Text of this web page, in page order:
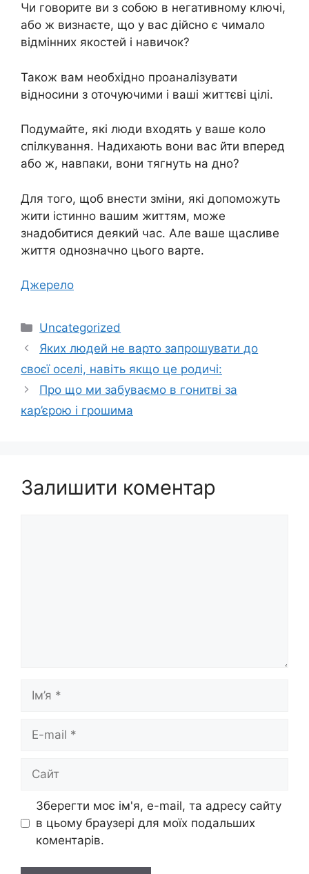
Чи говорите ви з собою в негативному ключі,
або ж визнаєте, що у вас дійсно є чимало
відмінних якостей і навичок?
Також вам необхідно проаналізувати
відносини з оточуючими і ваші життєві цілі.
Подумайте, які люди входять у ваше коло
спілкування. Надихають вони вас йти вперед
або ж, навпаки, вони тягнуть на дно?
Для того, щоб внести зміни, які допоможуть
жити істинно вашим життям, може
знадобитися деякий час. Але ваше щасливе
життя однозначно цього варте.
Джерело
Категорії
Uncategorized
Яких людей не варто запрошувати до
своєї оселі, навіть якщо це родичі:
Про що ми забуваємо в гонитві за
кар’єрою і грошима
Залишити коментар
Ім’я
Сайт
Зберегти моє ім'я, e-mail, та адресу сайту
в цьому браузері для моїх подальших
коментарів.